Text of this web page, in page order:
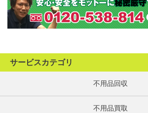
サービスカテゴリ
不用品回収
不用品買取